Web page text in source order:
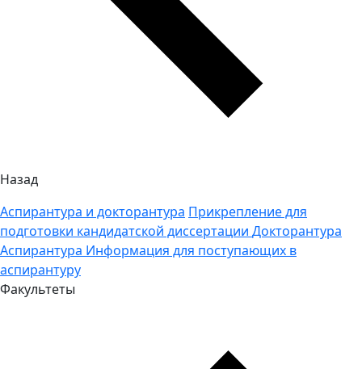
Назад
Аспирантура и докторантура Прикрепление для
подготовки кандидатской диссертации Докторантура
Аспирантура Информация для поступающих в
аспирантуру
Факультеты